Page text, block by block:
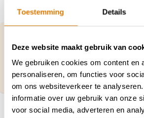
Toestemming Details
Deze website maakt gebruik van
We gebruiken cookies om content en
personaliseren, om functies voor
om ons websiteverkeer te
informatie over uw gebruik van onze
voor social media, adverteren en
bestelling?
Neem contact op met onze
contact@hekwerkdirect.nl
4087
Wij zijn bereikbaar tussen